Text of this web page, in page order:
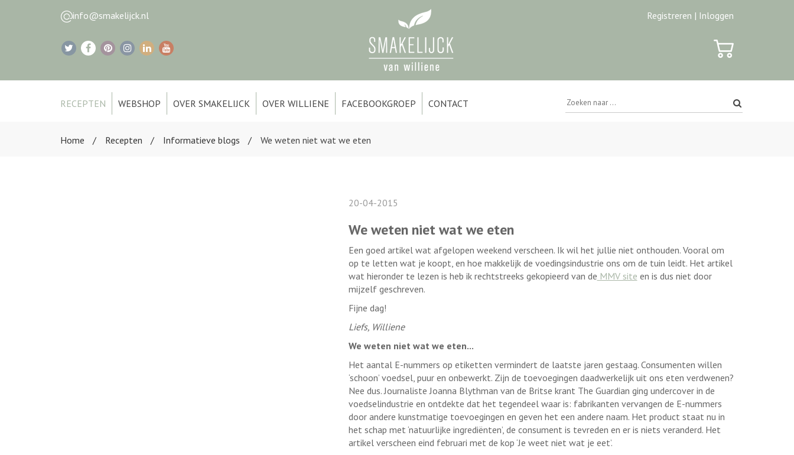
info@smakelijck.nl Registreren | Inloggen
RECEPTEN WEBSHOP OVER SMAKELIJCK OVER WILLIENE FACEBOOKGROEP CONTACT
Home Recepten Informatieve blogs We weten niet wat we eten
20-04-2015
We weten niet wat we eten
Een goed artikel wat afgelopen weekend verscheen. Ik wil het jullie niet onthouden. Vooral om
op te letten wat je koopt, en hoe makkelijk de voedingsindustrie ons om de tuin leidt. Het artikel
wat hieronder te lezen is heb ik rechtstreeks gekopieerd van de MMV site en is dus niet door
mijzelf geschreven.
Fijne dag!
Liefs, Williene
We weten niet wat we eten...
Het aantal E-nummers op etiketten vermindert de laatste jaren gestaag. Consumenten willen
‘schoon’ voedsel, puur en onbewerkt. Zijn de toevoegingen daadwerkelijk uit ons eten verdwenen?
Nee dus. Journaliste Joanna Blythman van de Britse krant The Guardian ging undercover in de
voedselindustrie en ontdekte dat het tegendeel waar is: fabrikanten vervangen de E-nummers
door andere kunstmatige toevoegingen en geven het een andere naam. Het product staat nu in
het schap met ‘natuurlijke ingrediënten’, de consument is tevreden en er is niets veranderd. Het
artikel verscheen eind februari met de kop ‘Je weet niet wat je eet’.